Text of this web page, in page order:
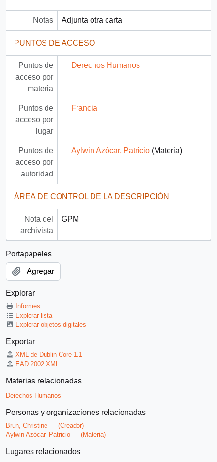
Notas Adjunta otra carta
PUNTOS DE ACCESO
Puntos de
acceso por
materia
Derechos Humanos
Puntos de
acceso por
lugar
Francia
Puntos de
acceso por
autoridad
Aylwin Azócar, Patricio(Materia)
ÁREA DE CONTROL DE LA DESCRIPCIÓN
Nota del
archivista
GPM
Portapapeles
Agregar
Explorar
Informes
Explorar lista
Explorar objetos digitales
Exportar
XML de Dublin Core 1.1
EAD 2002 XML
Materias relacionadas
Derechos Humanos
Personas y organizaciones relacionadas
Brun, Christine
(Creador)
Aylwin Azócar, Patricio
(Materia)
Lugares relacionados